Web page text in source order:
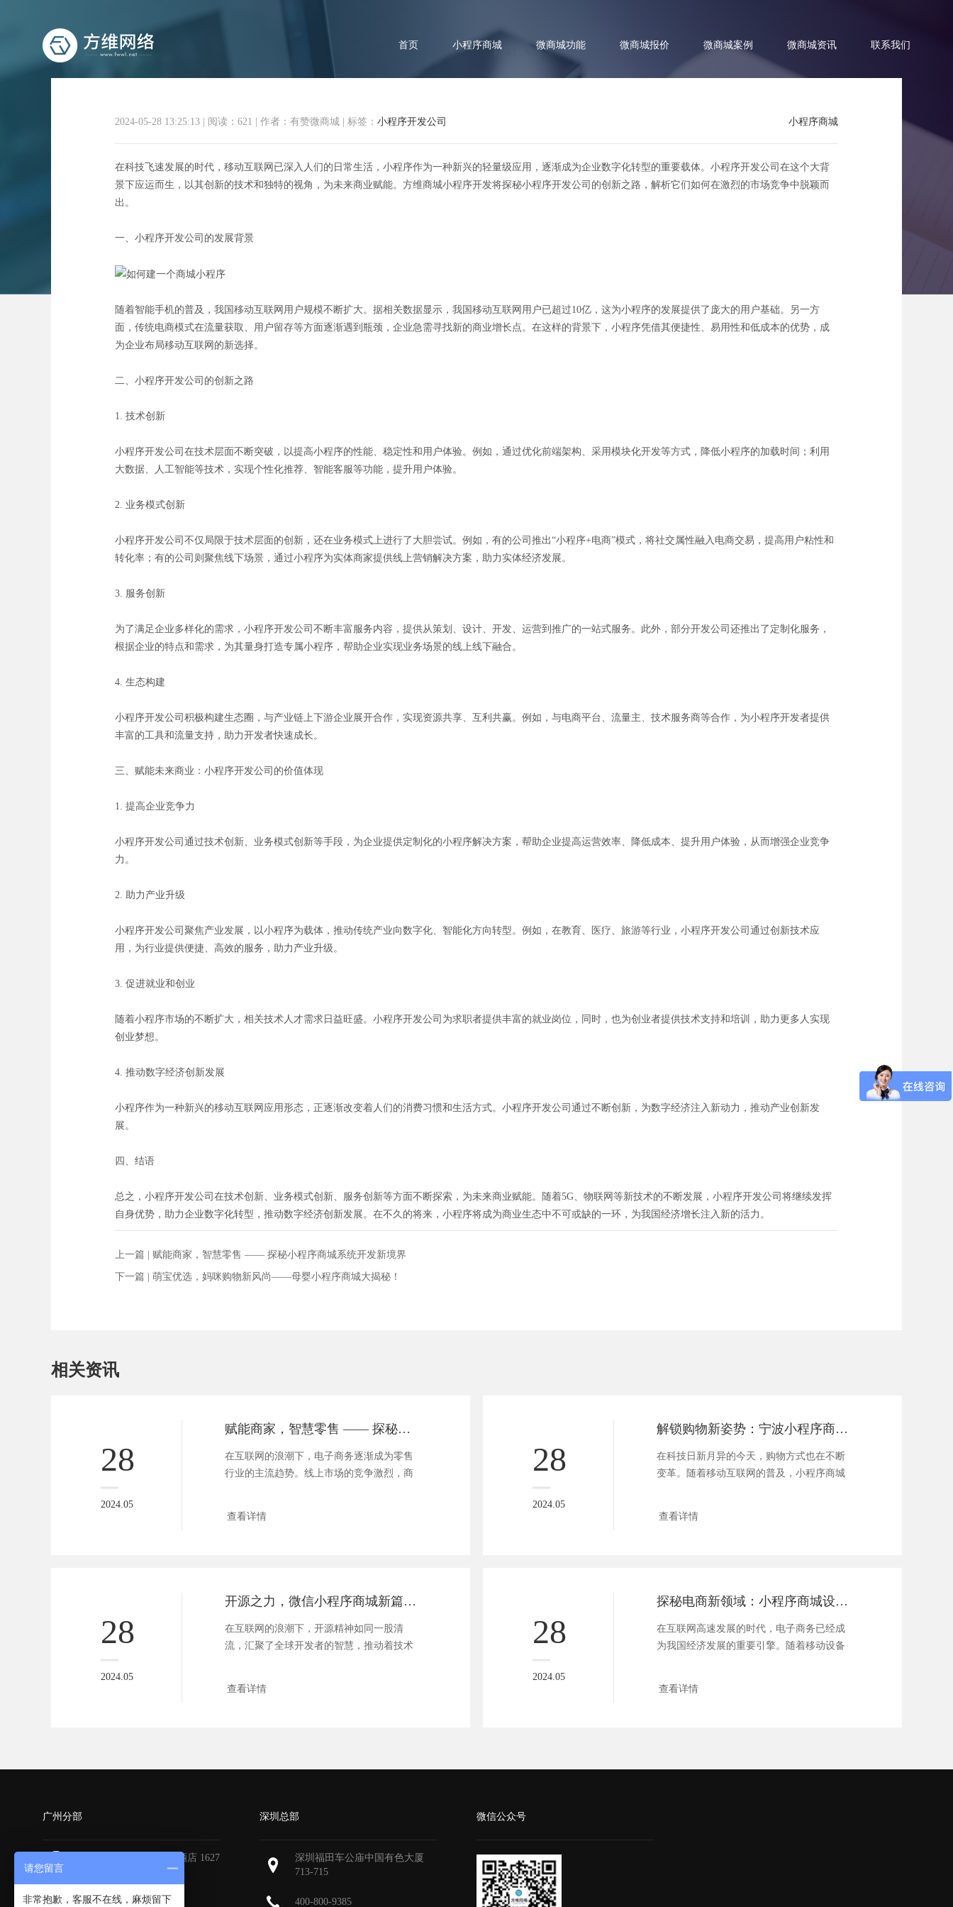
首页 小程序商城 微商城功能 微商城报价 微商城案例 微商城资讯 联系我们
赋能未来商业：探秘小程序开发公司的创新之路
小程序商城
2024-05-28 13:25:13 阅读：621 作者：有赞微商城 标签： 小程序开发公司
在科技飞速发展的时代，移动互联网已深入人们的日常生活，小程序作为一种新兴的轻量级应用，逐渐成为企业数字化转型的重要载体。小程序开发公司在这个大背
景下应运而生，以其创新的技术和独特的视角，为未来商业赋能。方维商城小程序开发将探秘小程序开发公司的创新之路，解析它们如何在激烈的市场竞争中脱颖而
出。
一、小程序开发公司的发展背景
随着智能手机的普及，我国移动互联网用户规模不断扩大。据相关数据显示，我国移动互联网用户已超过10亿，这为小程序的发展提供了庞大的用户基础。另一方
面，传统电商模式在流量获取、用户留存等方面逐渐遇到瓶颈，企业急需寻找新的商业增长点。在这样的背景下，小程序凭借其便捷性、易用性和低成本的优势，成
为企业布局移动互联网的新选择。
二、小程序开发公司的创新之路
1. 技术创新
小程序开发公司在技术层面不断突破，以提高小程序的性能、稳定性和用户体验。例如，通过优化前端架构、采用模块化开发等方式，降低小程序的加载时间；利用
大数据、人工智能等技术，实现个性化推荐、智能客服等功能，提升用户体验。
2. 业务模式创新
小程序开发公司不仅局限于技术层面的创新，还在业务模式上进行了大胆尝试。例如，有的公司推出“小程序+电商”模式，将社交属性融入电商交易，提高用户粘性和
转化率；有的公司则聚焦线下场景，通过小程序为实体商家提供线上营销解决方案，助力实体经济发展。
3. 服务创新
为了满足企业多样化的需求，小程序开发公司不断丰富服务内容，提供从策划、设计、开发、运营到推广的一站式服务。此外，部分开发公司还推出了定制化服务，
根据企业的特点和需求，为其量身打造专属小程序，帮助企业实现业务场景的线上线下融合。
4. 生态构建
小程序开发公司积极构建生态圈，与产业链上下游企业展开合作，实现资源共享、互利共赢。例如，与电商平台、流量主、技术服务商等合作，为小程序开发者提供
丰富的工具和流量支持，助力开发者快速成长。
三、赋能未来商业：小程序开发公司的价值体现
1. 提高企业竞争力
小程序开发公司通过技术创新、业务模式创新等手段，为企业提供定制化的小程序解决方案，帮助企业提高运营效率、降低成本、提升用户体验，从而增强企业竞争
力。
2. 助力产业升级
小程序开发公司聚焦产业发展，以小程序为载体，推动传统产业向数字化、智能化方向转型。例如，在教育、医疗、旅游等行业，小程序开发公司通过创新技术应
用，为行业提供便捷、高效的服务，助力产业升级。
3. 促进就业和创业
随着小程序市场的不断扩大，相关技术人才需求日益旺盛。小程序开发公司为求职者提供丰富的就业岗位，同时，也为创业者提供技术支持和培训，助力更多人实现
创业梦想。
4. 推动数字经济创新发展
小程序作为一种新兴的移动互联网应用形态，正逐渐改变着人们的消费习惯和生活方式。小程序开发公司通过不断创新，为数字经济注入新动力，推动产业创新发
展。
四、结语
总之，小程序开发公司在技术创新、业务模式创新、服务创新等方面不断探索，为未来商业赋能。随着5G、物联网等新技术的不断发展，小程序开发公司将继续发挥
自身优势，助力企业数字化转型，推动数字经济创新发展。在不久的将来，小程序将成为商业生态中不可或缺的一环，为我国经济增长注入新的活力。
上一篇 | 赋能商家，智慧零售 —— 探秘小程序商城系统开发新境界
下一篇 | 萌宝优选，妈咪购物新风尚——母婴小程序商城大揭秘！
相关资讯
28
2024.05
赋能商家，智慧零售 —— 探秘小程序商城系统开发新境界
在互联网的浪潮下，电子商务逐渐成为零售
行业的主流趋势。线上市场的竞争激烈，商
查看详情
28
2024.05
解锁购物新姿势：宁波小程序商城，掌上时尚购潮指南！
在科技日新月异的今天，购物方式也在不断
变革。随着移动互联网的普及，小程序商城
查看详情
28
2024.05
开源之力，微信小程序商城新篇章：打造无界限购物体验
在互联网的浪潮下，开源精神如同一股清
流，汇聚了全球开发者的智慧，推动着技术
查看详情
28
2024.05
探秘电商新领域：小程序商城设计奇谋与极致体验
在互联网高速发展的时代，电子商务已经成
为我国经济发展的重要引擎。随着移动设备
查看详情
广州分部
广州天河区地中海国际酒店 1627
深圳总部
深圳福田车公庙中国有色大厦
713-715
400-800-9385
微信公众号
请您留言
非常抱歉，客服不在线，麻烦留下